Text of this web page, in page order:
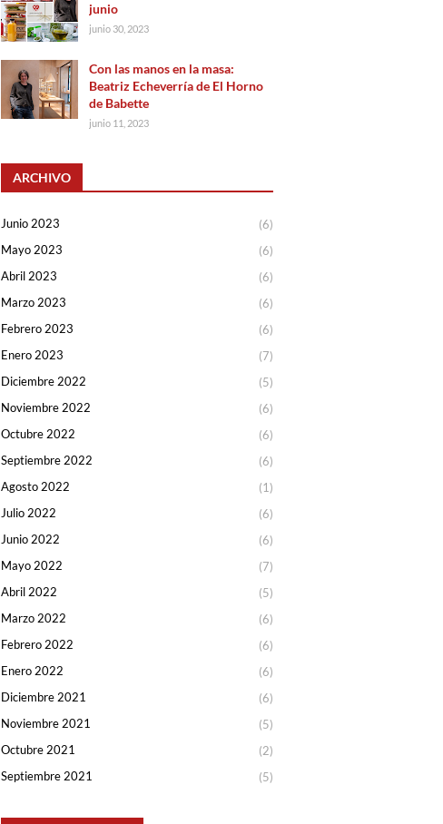
junio
junio 30, 2023
Con las manos en la masa:
Beatriz Echeverría de El Horno
de Babette
junio 11, 2023
ARCHIVO
Junio 2023
(6)
Mayo 2023
(6)
Abril 2023
(6)
Marzo 2023
(6)
Febrero 2023
(6)
Enero 2023
(7)
Diciembre 2022
(5)
Noviembre 2022
(6)
Octubre 2022
(6)
Septiembre 2022
(6)
Agosto 2022
(1)
Julio 2022
(6)
Junio 2022
(6)
Mayo 2022
(7)
Abril 2022
(5)
Marzo 2022
(6)
Febrero 2022
(6)
Enero 2022
(6)
Diciembre 2021
(6)
Noviembre 2021
(5)
Octubre 2021
(2)
Septiembre 2021
(5)